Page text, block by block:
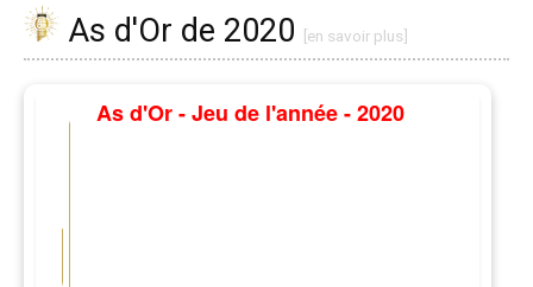
As d'Or de 2020 [en savoir plus]
As d'Or - Jeu de l'année - 2020